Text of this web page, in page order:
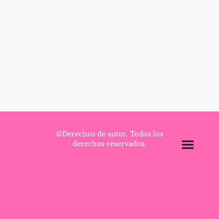
©Derechos de autor. Todos los
derechos reservados.